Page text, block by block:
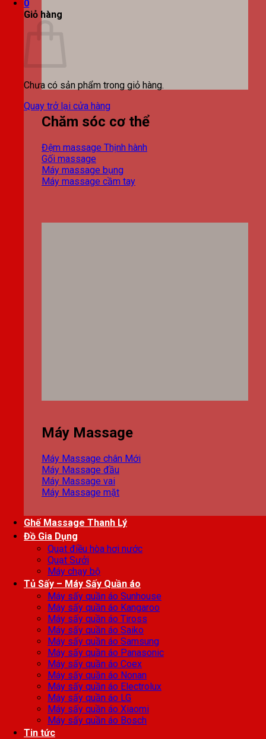
0
Giỏ hàng
Chưa có sản phẩm trong giỏ hàng.
Quay trở lại cửa hàng
Chăm sóc cơ thể
Đệm massage
Gối massage
Máy massage bụng
Máy massage cầm tay
Máy Massage
Máy Massage chân
Máy Massage đầu
Máy Massage vai
Máy Massage mặt
Ghế Massage Thanh Lý
Đồ Gia Dụng
Quạt điều hòa hơi nước
Quạt Sưởi
Máy chạy bộ
Tủ Sấy – Máy Sấy Quần áo
Máy sấy quần áo Sunhouse
Máy sấy quần áo Kangaroo
Máy sấy quần áo Tiross
Máy sấy quần áo Saiko
Máy sấy quần áo Samsung
Máy sấy quần áo Panasonic
Máy sấy quần áo Coex
Máy sấy quần áo Nonan
Máy sấy quần áo Electrolux
Máy sấy quần áo LG
Máy sấy quần áo Xiaomi
Máy sấy quần áo Bosch
Tin tức